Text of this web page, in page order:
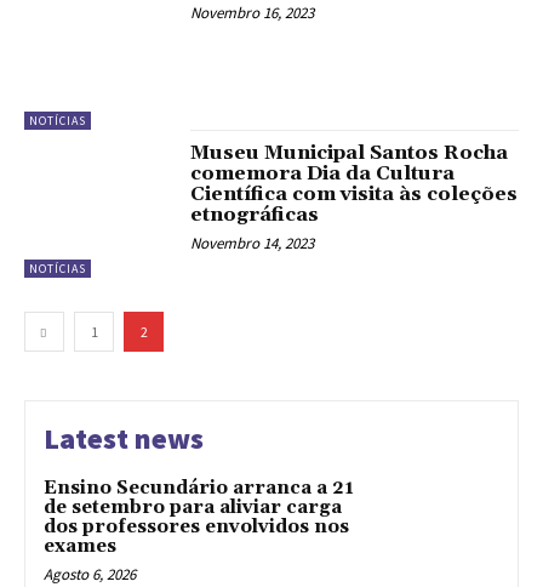
NOTÍCIAS
Novembro 16, 2023
NOTÍCIAS
Museu Municipal Santos Rocha
comemora Dia da Cultura
Científica com visita às coleções
etnográficas
Novembro 14, 2023
1 2
Latest news
Ensino Secundário arranca a 21
de setembro para aliviar carga
dos professores envolvidos nos
exames
Agosto 6, 2026